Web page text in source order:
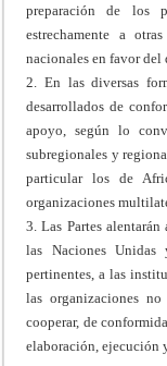
preparación de los
estrechamente a
nacionales en favor del
2. En las diversas
desarrollados de
apoyo, según lo
subregionales y
particular los de
organizaciones
3. Las Partes
las Naciones Unidas
pertinentes, a las
las organizaciones
cooperar, de
elaboración, ejecución